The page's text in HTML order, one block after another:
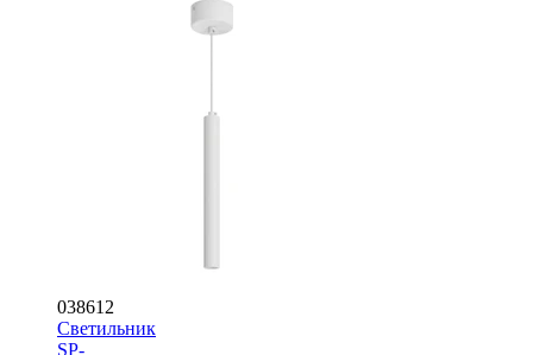
038612
Светильник
SP-